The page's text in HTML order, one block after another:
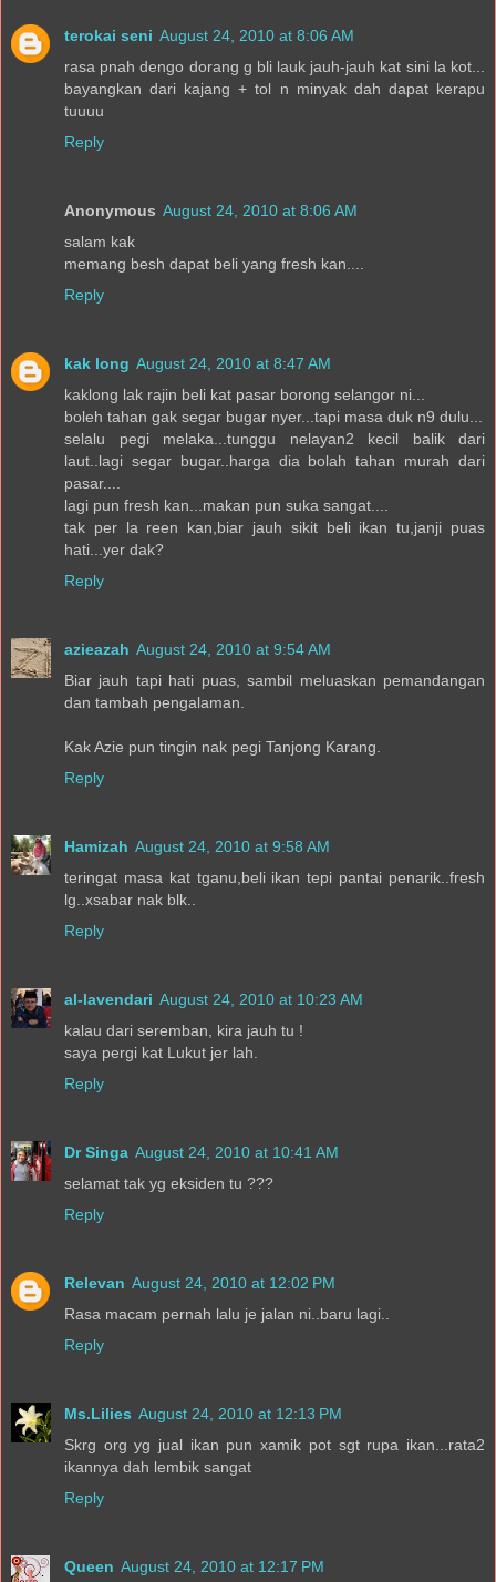
terokai seni August 24, 2010 at 8:06 AM
rasa pnah dengo dorang g bli lauk jauh-jauh kat sini la kot...
bayangkan dari kajang + tol n minyak dah dapat kerapu
tuuuu
Reply
Anonymous August 24, 2010 at 8:06 AM
salam kak
memang besh dapat beli yang fresh kan....
Reply
kak long August 24, 2010 at 8:47 AM
kaklong lak rajin beli kat pasar borong selangor ni...
boleh tahan gak segar bugar nyer...tapi masa duk n9 dulu...
selalu pegi melaka...tunggu nelayan2 kecil balik dari
laut..lagi segar bugar..harga dia bolah tahan murah dari
pasar....
lagi pun fresh kan...makan pun suka sangat....
tak per la reen kan,biar jauh sikit beli ikan tu,janji puas
hati...yer dak?
Reply
azieazah August 24, 2010 at 9:54 AM
Biar jauh tapi hati puas, sambil meluaskan pemandangan
dan tambah pengalaman.
Kak Azie pun tingin nak pegi Tanjong Karang.
Reply
Hamizah August 24, 2010 at 9:58 AM
teringat masa kat tganu,beli ikan tepi pantai penarik..fresh
lg..xsabar nak blk..
Reply
al-lavendari August 24, 2010 at 10:23 AM
kalau dari seremban, kira jauh tu !
saya pergi kat Lukut jer lah.
Reply
Dr Singa August 24, 2010 at 10:41 AM
selamat tak yg eksiden tu ???
Reply
Relevan August 24, 2010 at 12:02 PM
Rasa macam pernah lalu je jalan ni..baru lagi..
Reply
Ms.Lilies August 24, 2010 at 12:13 PM
Skrg org yg jual ikan pun xamik pot sgt rupa ikan...rata2
ikannya dah lembik sangat
Reply
Queen August 24, 2010 at 12:17 PM